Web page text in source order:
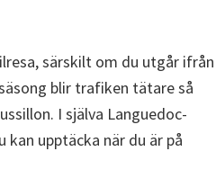
särskilt om du utgår ifrån
blir trafiken tätare så
I själva Languedoc-
upptäcka när du är på